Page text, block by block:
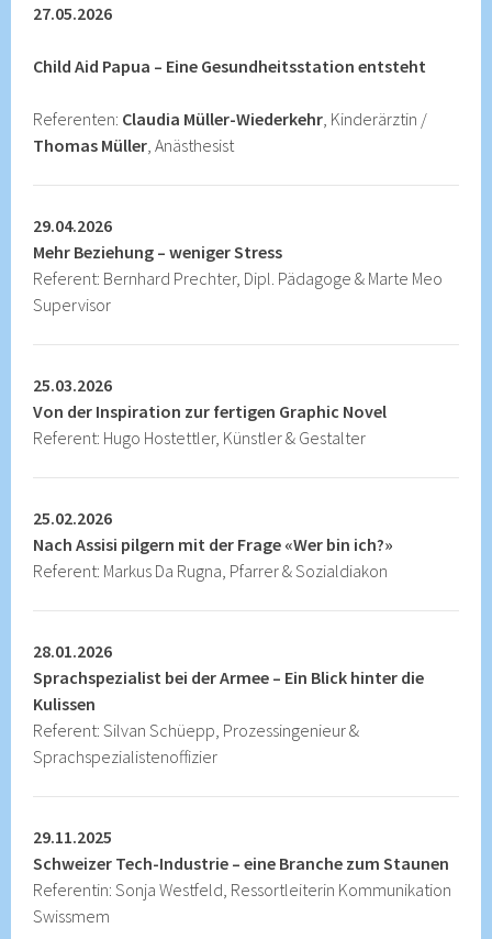
27.05.2026
Child Aid Papua – Eine Gesundheitsstation entsteht
Referenten: Claudia Müller-Wiederkehr, Kinderärztin /
Thomas Müller, Anästhesist
29.04.2026
Mehr Beziehung – weniger Stress
Referent: Bernhard Prechter, Dipl. Pädagoge & Marte Meo
Supervisor
25.03.2026
Von der Inspiration zur fertigen Graphic Novel
Referent: Hugo Hostettler, Künstler & Gestalter
25.02.2026
Nach Assisi pilgern mit der Frage «Wer bin ich?»
Referent: Markus Da Rugna, Pfarrer & Sozialdiakon
28.01.2026
Sprachspezialist bei der Armee – Ein Blick hinter die
Kulissen
Referent: Silvan Schüepp, Prozessingenieur &
Sprachspezialistenoffizier
29.11.2025
Schweizer Tech-Industrie – eine Branche zum Staunen
Referentin: Sonja Westfeld, Ressortleiterin Kommunikation
Swissmem